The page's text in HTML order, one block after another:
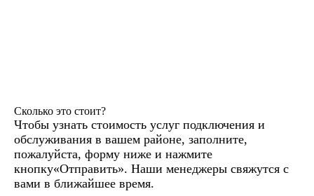
Сколько это стоит?
Чтобы узнать стоимость услуг подключения и
обслуживания в вашем районе, заполните,
пожалуйста, форму ниже и нажмите
кнопку«Отправить». Наши менеджеры свяжутся с
вами в ближайшее время.